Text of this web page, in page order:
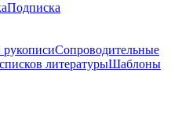
Подписка
рукописиСопроводительные
литературыШаблоны